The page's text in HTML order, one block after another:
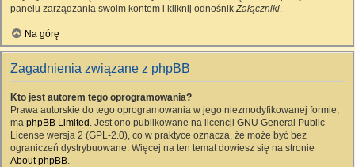
panelu zarządzania swoim kontem i kliknij odnośnikZałączniki.
Na górę
Zagadnienia związane z phpBB
Kto jest autorem tego oprogramowania?
Prawa autorskie do tego oprogramowania w jego niezmodyfikowanej formie,
ma phpBB Limited . Jest ono publikowane na licencji GNU General Public
License wersja 2 (GPL-2.0), co w praktyce oznacza, że może być bez
ograniczeń dystrybuowane. Więcej na ten temat dowiesz się na stronie
About phpBB.